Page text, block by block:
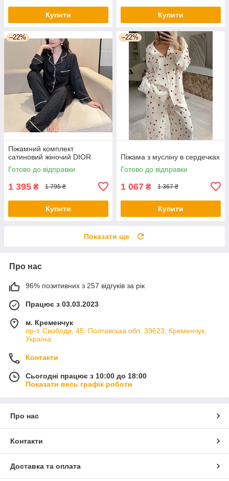
Купити Купити
–22%
Піжамний комплект
сатиновий жіночий DIOR
Готово до відправки
1 395 ₴ 1 795 ₴
Купити
–22%
Піжама з мусліну в сердечках
Готово до відправки
1 067 ₴ 1 367 ₴
Купити
Показати ще
Про нас
96% позитивних з 257 відгуків за рік
Працює з 03.03.2023
м. Кременчук
пр-т. Свободи, 45, Полтавська обл. 39623, Кременчук,
Україна
Контакти
Сьогодні працює з 10:00 до 18:00
Показати весь графік роботи
Про нас
Контакти
Доставка та оплата